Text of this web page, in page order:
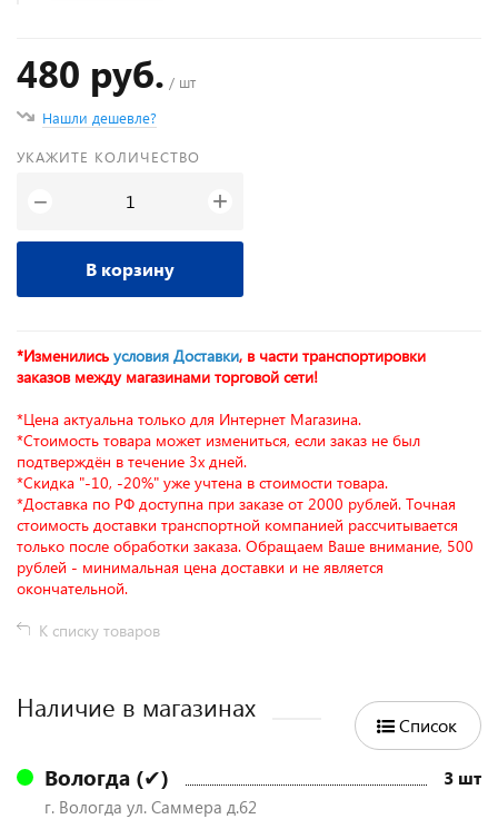
480 руб. / шт
Нашли дешевле?
УКАЖИТЕ КОЛИЧЕСТВО
− +
В корзину
*Изменились условия Доставки, в части транспортировки
заказов между магазинами торговой сети!
*Цена актуальна только для Интернет Магазина.
*Стоимость товара может измениться, если заказ не был
подтверждён в течение 3х дней.
*Скидка "-10, -20%" уже учтена в стоимости товара.
*Доставка по РФ доступна при заказе от 2000 рублей. Точная
стоимость доставки транспортной компанией рассчитывается
только после обработки заказа. Обращаем Ваше внимание, 500
рублей - минимальная цена доставки и не является
окончательной.
К списку товаров
Наличие в магазинах
Список
Вологда (✔) 3 шт
г. Вологда ул. Саммера д.62